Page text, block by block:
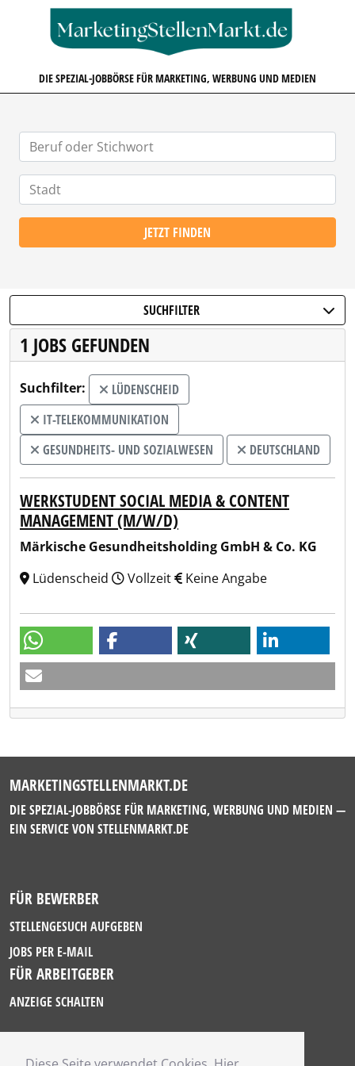
DIE SPEZIAL-JOBBÖRSE FÜR MARKETING, WERBUNG UND MEDIEN
JETZT FINDEN
SUCHFILTER
1 JOBS GEFUNDEN
Suchfilter:
LÜDENSCHEID
IT-TELEKOMMUNIKATION
GESUNDHEITS- UND SOZIALWESEN
DEUTSCHLAND
WERKSTUDENT SOCIAL MEDIA & CONTENT
MANAGEMENT (M/W/D)
Märkische Gesundheitsholding GmbH & Co. KG
Lüdenscheid
Vollzeit Keine Angabe
MARKETINGSTELLENMARKT.DE
DIE SPEZIAL-JOBBÖRSE FÜR MARKETING, WERBUNG UND MEDIEN —
EIN SERVICE VON STELLENMARKT.DE
FÜR BEWERBER
STELLENGESUCH AUFGEBEN
JOBS PER E-MAIL
FÜR ARBEITGEBER
ANZEIGE SCHALTEN